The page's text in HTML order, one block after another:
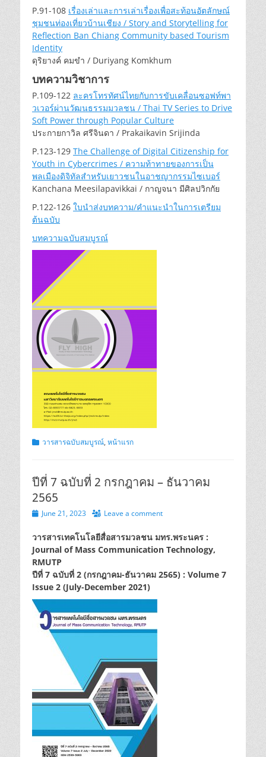
P.91-108 เรื่องเล่าและการเล่าเรื่องเพื่อสะท้อนอัตลักษณ์
ชุมชนท่องเที่ยวบ้านเชียง / Story and Storytelling for
Reflection Ban Chiang Community based Tourism
Identity
ดุริยางค์ คมขำ / Duriyang Komkhum
บทความวิชาการ
P.109-122 ละครโทรทัศน์ไทยกับการขับเคลื่อนซอฟท์พา
วเวอร์ผ่านวัฒนธรรมมวลชน / Thai TV Series to Drive
Soft Power through Popular Culture
ประกายกาวิล ศรีจินดา / Prakaikavin Srijinda
P.123-129 The Challenge of Digital Citizenship for
Youth in Cybercrimes / ความท้าทายของการเป็น
พลเมืองดิจิทัลสำหรับเยาวชนในอาชญากรรมไซเบอร์
Kanchana Meesilapavikkai / กาญจนา มีศิลปวิกกัย
P.122-126 ใบนำส่งบทความ/คำแนะนำในการเตรียม
ต้นฉบับ
บทความฉบับสมบูรณ์
Categories
วารสารฉบับสมบูรณ์, หน้าแรก
ปีที่ 7 ฉบับที่ 2 กรกฎาคม – ธันวาคม
2565
PostedJune 21, 2023 Leave a comment
วารสารเทคโนโลยีสื่อสารมวลชน มทร.พระนคร :
Journal of Mass Communication Technology,
RMUTP
ปีที่ 7 ฉบับที่ 2 (กรกฎาคม-ธันวาคม 2565) : Volume 7
Issue 2 (July-December 2021)